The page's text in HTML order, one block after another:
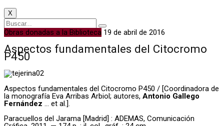
X
Obras donadas a la Biblioteca 19 de abril de 2016
Aspectos fundamentales del Citocromo
P450
Aspectos fundamentales del Citocromo P450 / [Coordinadora de
la monografía Eva Arribas Arbiol; autores, Antonio Gallego
Fernández … et al.].
Paracuellos del Jarama [Madrid] : ADEMAS, Comunicación